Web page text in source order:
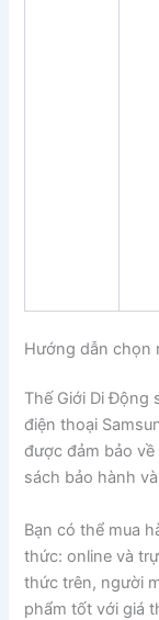
Hướng dẫn chọn
Thế Giới Di Động
điện thoại
được đảm bảo
sách bảo hành
Bạn có thể mua
thức: online và
thức trên, người
phẩm tốt với giá